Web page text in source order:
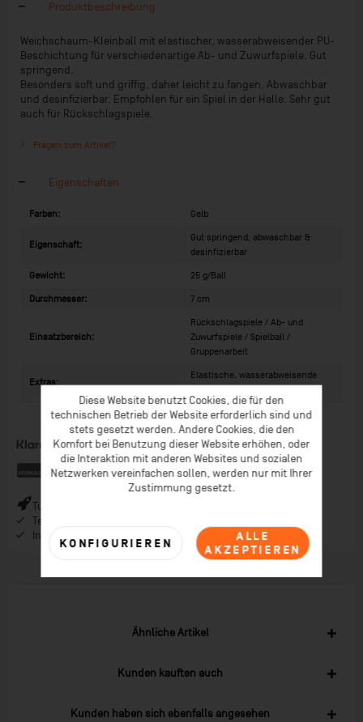
Produktbeschreibung
Weichschaum-Kleinball mit elastischer, wasserabweisender PU-
Beschichtung für verschiedenartige Ab- und Zuwurfspiele. Gut
springend.
Besonders soft und griffig, daher leicht zu fangen. Abwaschbar
und desinfizierbar. Empfohlen für ein Spiel in der Halle. Sehr gut
auch für Rückschlagspiele.
Fragen zum Artikel?
Eigenschaften
Farben: Gelb
Eigenschaft:
Gut springend, abwaschbar &
desinfizierbar
Gewicht: 25 g/Ball
Durchmesser: 7 cm
Einsatzbereich:
Rückschlagspiele / Ab- und
Zuwurfspiele / Spielball /
Gruppenarbeit
Extras:
Elastische, wasserabweisende
Turbo-Versand (*) bei Bestellungen bis 9 Uhr (* Lagerware)
Telefonberatung ab 08:00 Uhr Früh (Mo-Fr)
Inspiration im Coaching-Magazin & Newsletter
Ähnliche Artikel
Kunden kauften auch
Kunden haben sich ebenfalls angesehen
Diese Website benutzt Cookies, die für den
technischen Betrieb der Website erforderlich sind und
stets gesetzt werden. Andere Cookies, die den
Komfort bei Benutzung dieser Website erhöhen, oder
die Interaktion mit anderen Websites und sozialen
Netzwerken vereinfachen sollen, werden nur mit Ihrer
Zustimmung gesetzt.
ALLE
AKZEPTIEREN
KONFIGURIEREN